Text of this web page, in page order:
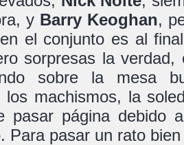
y Barry Keoghan,
el conjunto es al
sorpresas la verdad,
sobre la mesa
los machismos, la
pasar página debido
Para pasar un rato